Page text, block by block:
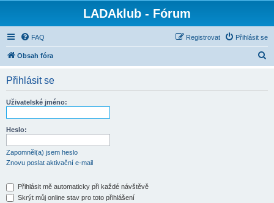
LADAklub - Fórum
FAQ Přihlásit se
Registrovat
Obsah fóra
Přihlásit se
Uživatelské jméno:
Heslo:
Zapomněl(a) jsem heslo
Znovu poslat aktivační e-mail
Přihlásit mě automaticky při každé návštěvě
Skrýt můj online stav pro toto přihlášení